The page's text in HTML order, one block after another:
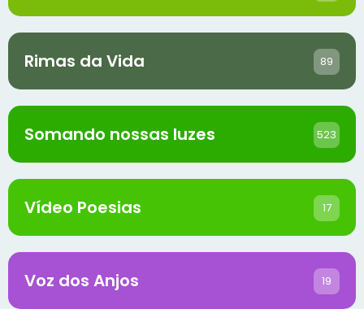
Rimas da Vida 89
Somando nossas luzes 523
Vídeo Poesias 17
Voz dos Anjos 19